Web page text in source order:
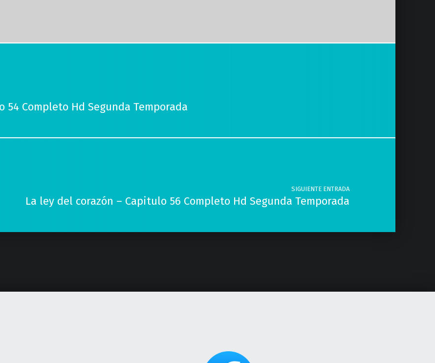
54 Completo Hd Segunda Temporada
SIGUIENTE ENTRADA
La ley del corazón – Capitulo 56 Completo Hd Segunda Temporada